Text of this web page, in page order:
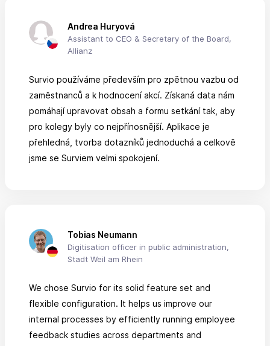
Andrea Huryová
Assistant to CEO & Secretary of the Board,
Allianz
Survio používáme především pro zpětnou vazbu od
zaměstnanců a k hodnocení akcí. Získaná data nám
pomáhají upravovat obsah a formu setkání tak, aby
pro kolegy byly co nejpřínosnější. Aplikace je
přehledná, tvorba dotazníků jednoduchá a celkově
jsme se Surviem velmi spokojení.
Tobias Neumann
Digitisation officer in public administration,
Stadt Weil am Rhein
We chose Survio for its solid feature set and
flexible configuration. It helps us improve our
internal processes by efficiently running employee
feedback studies across departments and